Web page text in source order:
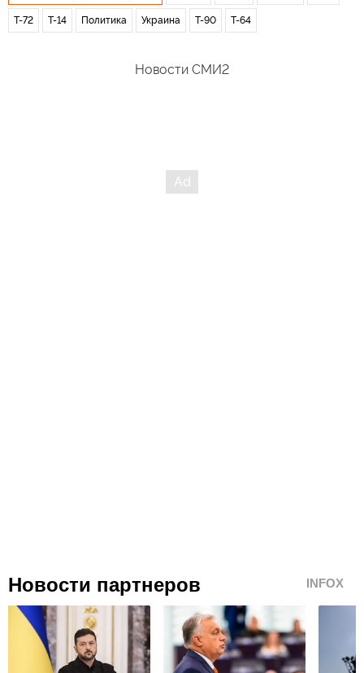
Т-72 Т-14 Политика Украина Т-90 Т-64
Новости СМИ2
Новости партнеров INFOX